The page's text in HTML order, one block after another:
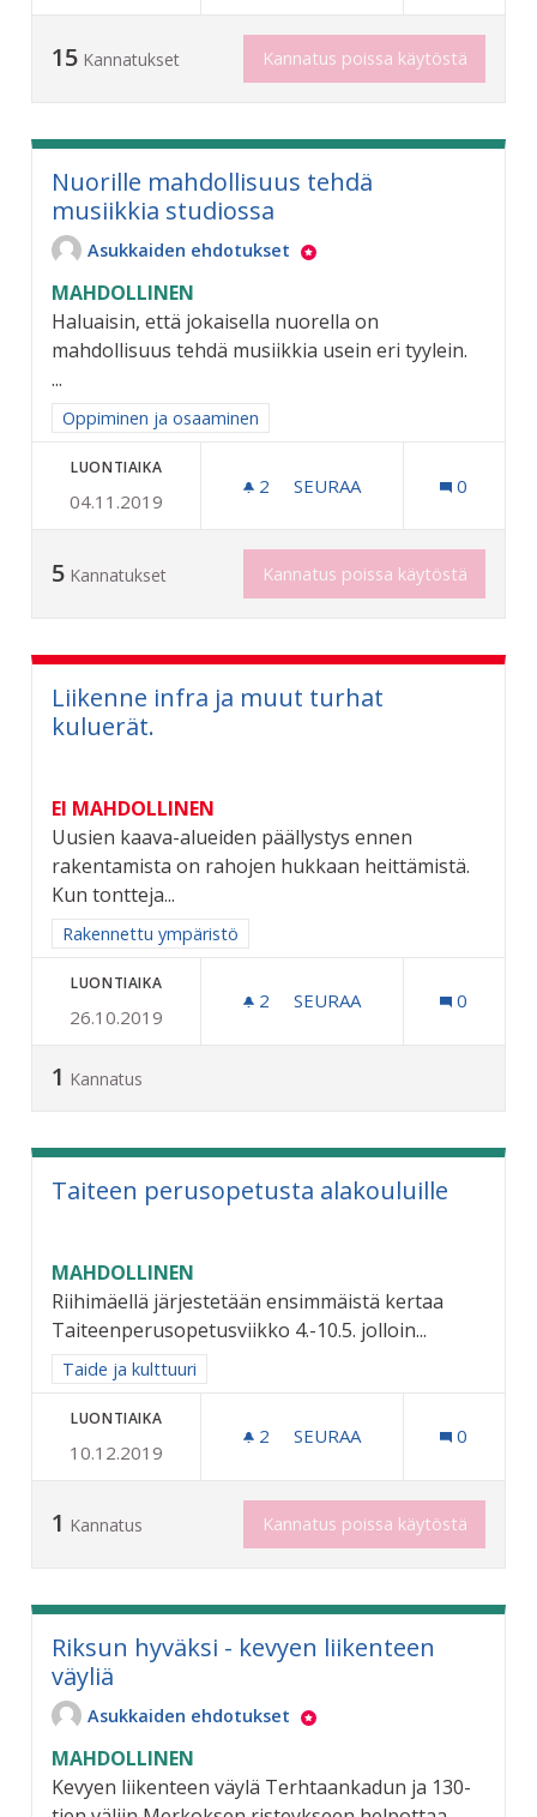
15 Kannatukset Kannatus poissa käytöstä
Nuorille mahdollisuus tehdä
musiikkia studiossa
Asukkaiden ehdotukset
MAHDOLLINEN
Haluaisin, että jokaisella nuorella on
mahdollisuus tehdä musiikkia usein eri tyylein.
...
Rajaa tulokset aihepiirin mukaan: Oppiminen ja osaaminen
Oppiminen ja osaaminen
LUONTIAIKA
04.11.2019
2 2 SEURAAJAA
SEURAA 0
5 Kannatukset Kannatus poissa käytöstä
Liikenne infra ja muut turhat
kuluerät.
EI MAHDOLLINEN
Uusien kaava-alueiden päällystys ennen
rakentamista on rahojen hukkaan heittämistä.
Kun tontteja...
Rajaa tulokset aihepiirin mukaan: Rakennettu ympäristö
Rakennettu ympäristö
LUONTIAIKA
26.10.2019
2 2 SEURAAJAA
SEURAA 0
1 Kannatus
Taiteen perusopetusta alakouluille
MAHDOLLINEN
Riihimäellä järjestetään ensimmäistä kertaa
Taiteenperusopetusviikko 4.-10.5. jolloin...
Rajaa tulokset aihepiirin mukaan: Taide ja kulttuuri
Taide ja kulttuuri
LUONTIAIKA
10.12.2019
2 2 SEURAAJAA
SEURAA 0
1 Kannatus Kannatus poissa käytöstä
Riksun hyväksi - kevyen liikenteen
väyliä
Asukkaiden ehdotukset
MAHDOLLINEN
Kevyen liikenteen väylä Terhtaankadun ja 130-